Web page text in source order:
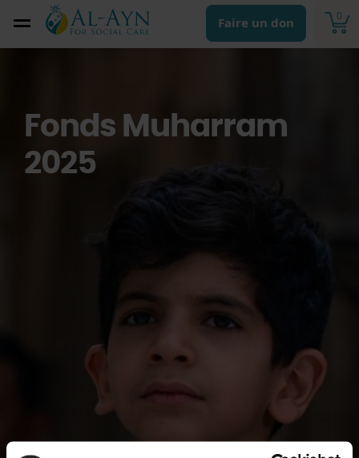
0
Faire un don
Fonds Muharram
2025